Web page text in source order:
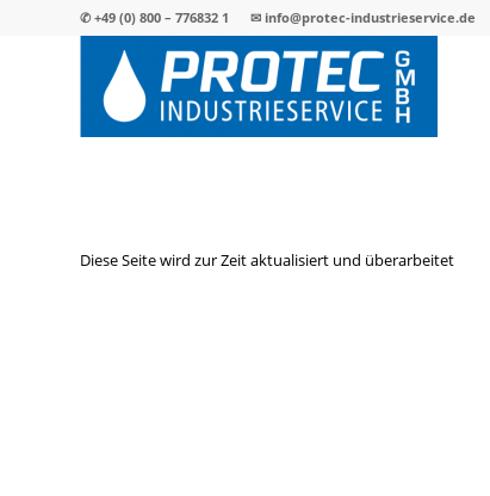
✆ +49 (0) 800 – 776832 1 ✉ info@protec-industrieservice.de
Diese Seite wird zur Zeit aktualisiert und überarbeitet